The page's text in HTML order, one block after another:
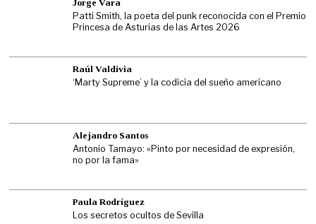
Jorge Vara
Patti Smith, la poeta del punk reconocida con el Premio
Princesa de Asturias de las Artes 2026
Raúl Valdivia
‘Marty Supreme’ y la codicia del sueño americano
Alejandro Santos
Antonio Tamayo: «Pinto por necesidad de expresión,
no por la fama»
Paula Rodríguez
Los secretos ocultos de Sevilla